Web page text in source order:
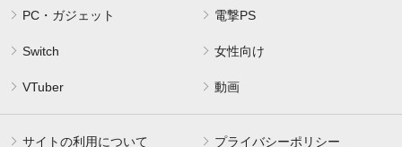
PC・ガジェット 電撃PS
Switch 女性向け
VTuber 動画
サイトの利用について プライバシーポリシー